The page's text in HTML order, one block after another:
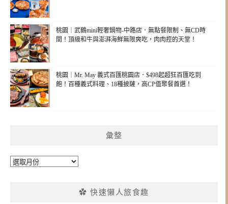
桃園｜武鶴mini輕奢鍋物-中路店．無點餐限制、無CD時
間！頂級和牛與澎湃海鮮無限爽吃，肉肉控的天堂！
桃園｜Mr. May 義式百匯桃園店．$498起超狂百匯吃到
飽！百種義式料理、18種披薩，高CP值聚餐首選！
彙整
彙
✿ 快速懶人旅食趣